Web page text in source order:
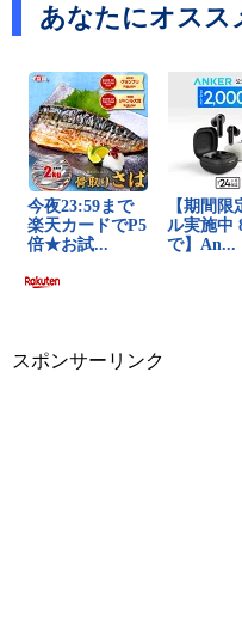
あなたにオスス
スポンサーリンク